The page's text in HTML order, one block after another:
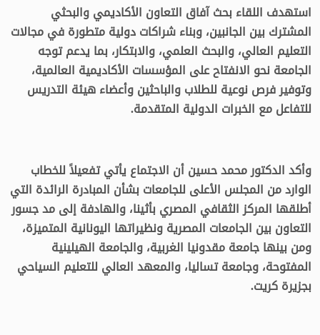
استهدف اللقاء بحث آفاق التعاون الأكاديمي والبحثي
المشترك بين الجانبين، وبناء شراكات دولية متطورة في مجالات
التعليم العالي، والبحث العلمي، والابتكار، بما يدعم توجه
الجامعة نحو الانفتاح على المؤسسات الأكاديمية العالمية،
وتوفير فرص نوعية للطلاب والباحثين وأعضاء هيئة التدريس
للتفاعل مع الخبرات الدولية المتقدمة.
وأكد الدكتور محمد حسين أن الاجتماع يأتي تفعيلاً للخطاب
الوارد من المجلس الأعلى للجامعات بشأن المبادرة الرائدة التي
أطلقها المركز الثقافي المصري بأثينا، والهادفة إلى مد جسور
التعاون بين الجامعات المصرية ونظيراتها اليونانية المتميزة،
ومن بينها جامعة مقدونيا الغربية، والجامعة الهيلينية
المفتوحة، وجامعة تساليا، والمعهد العالي للتعليم السياحي
بجزيرة كريت.